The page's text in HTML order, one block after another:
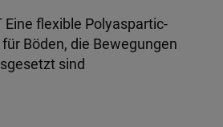
Eine flexible Polyaspartic-
Böden, die Bewegungen
sind